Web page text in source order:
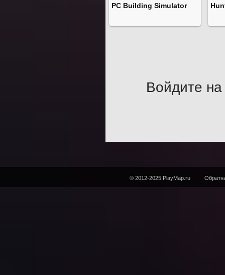
PC Building Simulator
Войдите на
© 2012-2025 PlayMap.ru